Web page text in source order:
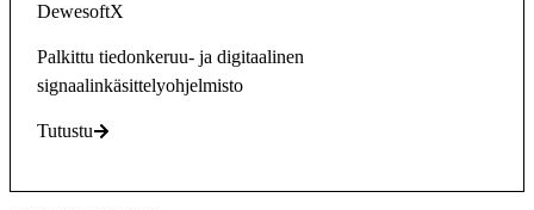
DewesoftX
Palkittu tiedonkeruu- ja digitaalinen
signaalinkäsittelyohjelmisto
Tutustu